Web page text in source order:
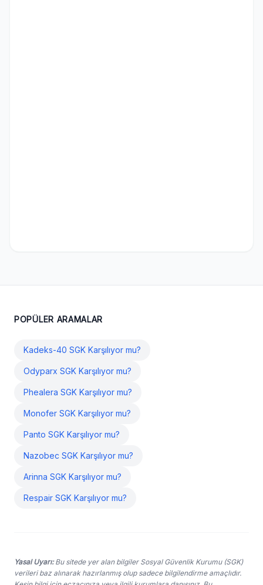
POPÜLER ARAMALAR
Kadeks-40 SGK Karşılıyor mu?
Odyparx SGK Karşılıyor mu?
Phealera SGK Karşılıyor mu?
Monofer SGK Karşılıyor mu?
Panto SGK Karşılıyor mu?
Nazobec SGK Karşılıyor mu?
Arinna SGK Karşılıyor mu?
Respair SGK Karşılıyor mu?
Yasal Uyarı:Bu sitede yer alan bilgiler Sosyal Güvenlik Kurumu (SGK)
verileri baz alınarak hazırlanmış olup sadece bilgilendirme amaçlıdır.